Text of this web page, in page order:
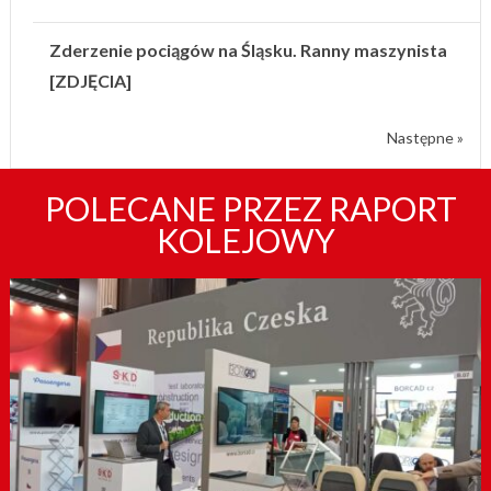
Zderzenie pociągów na Śląsku. Ranny maszynista
[ZDJĘCIA]
Następne »
POLECANE PRZEZ RAPORT
KOLEJOWY